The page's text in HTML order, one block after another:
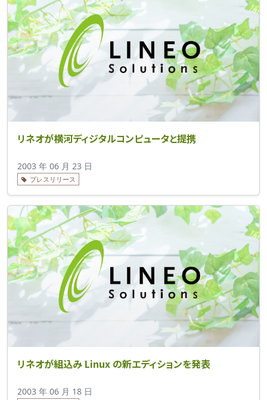
リネオが横河ディジタルコンピュータと提携
2003 年 06 月 23 日
プレスリリース
リネオが組込み Linux の新エディションを発表
2003 年 06 月 18 日